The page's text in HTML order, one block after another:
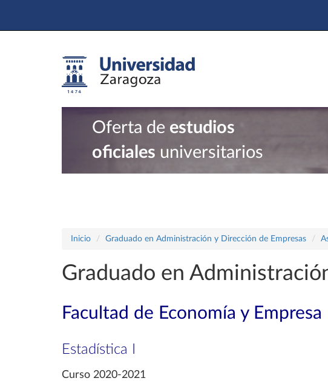
Oferta de estudios
oficiales universitarios
Inicio Graduado en Administración y Dirección de Empresas
Graduado en
Facultad de Economía y Empresa
Estadística I
Curso 2020-2021